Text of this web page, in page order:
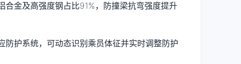
合金及高强度钢占比91%，防撞梁抗弯强度提升
防护系统，可动态识别乘员体征并实时调整防护